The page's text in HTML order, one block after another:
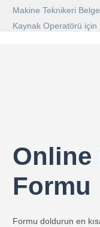
Makine Teknikeri
Kaynak Operatörü
Online
Formu
Formu doldurun en